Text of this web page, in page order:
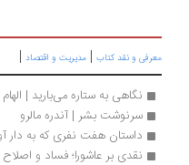
و نقد کتاب|مدیریت و اقتصاد |
نگاهی به ستاره می‌بارید | الهام اشرفی
سرنوشت بشر | آندره مالرو
داستان هفت نفری که به دار آویخته
نقدی بر عاشورا؛ فساد و اصلاح |